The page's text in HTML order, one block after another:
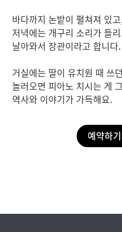
바다까지 논밭이 펼쳐져 있
저녁에는 개구리 소리가 들
날아와서 장관이라고 합니
거실에는 딸이 유치원 때 쓰
놀러오면 피아노 치시는 게
역사와 이야기가 가득해요.
예약하기